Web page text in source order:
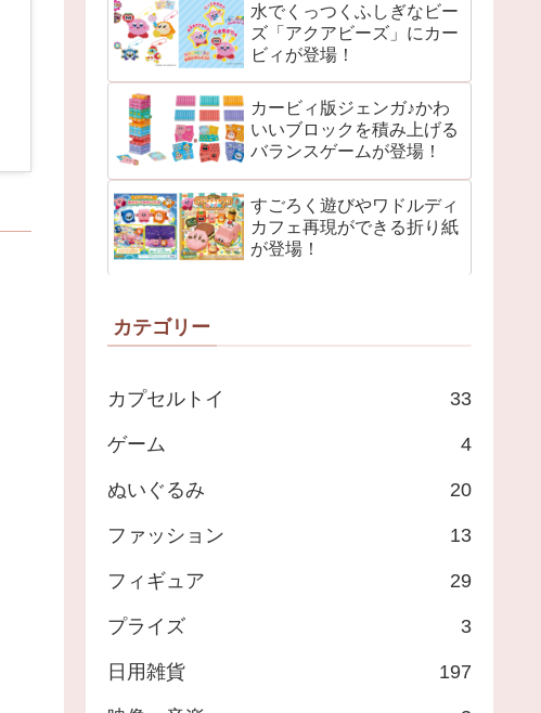
水でくっつくふしぎなビー
ズ「アクアビーズ」にカー
ビィが登場！
カービィ版ジェンガ♪かわ
いいブロックを積み上げる
バランスゲームが登場！
すごろく遊びやワドルディ
カフェ再現ができる折り紙
が登場！
カテゴリー
カプセルトイ 33
ゲーム 4
ぬいぐるみ 20
ファッション 13
フィギュア 29
プライズ 3
日用雑貨 197